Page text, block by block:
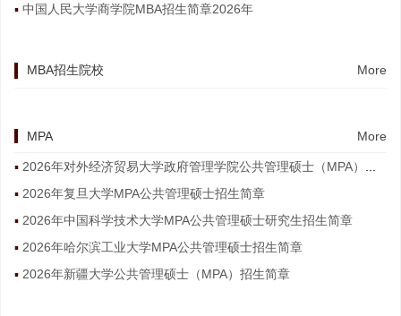
中国人民大学商学院MBA招生简章2026年
MBA招生院校 More
MPA More
2026年复旦大学MPA公共管理硕士招生简章
2026年中国科学技术大学MPA公共管理硕士研究生招生简章
2026年哈尔滨工业大学MPA公共管理硕士招生简章
2026年新疆大学公共管理硕士（MPA）招生简章